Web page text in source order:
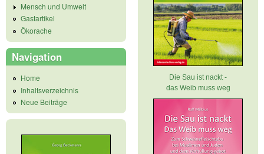
Mensch und Umwelt
Gastartikel
Ökorache
Navigation
Home
Inhaltsverzeichnis
Neue Beiträge
Die Sau ist nackt -
das Weib muss weg